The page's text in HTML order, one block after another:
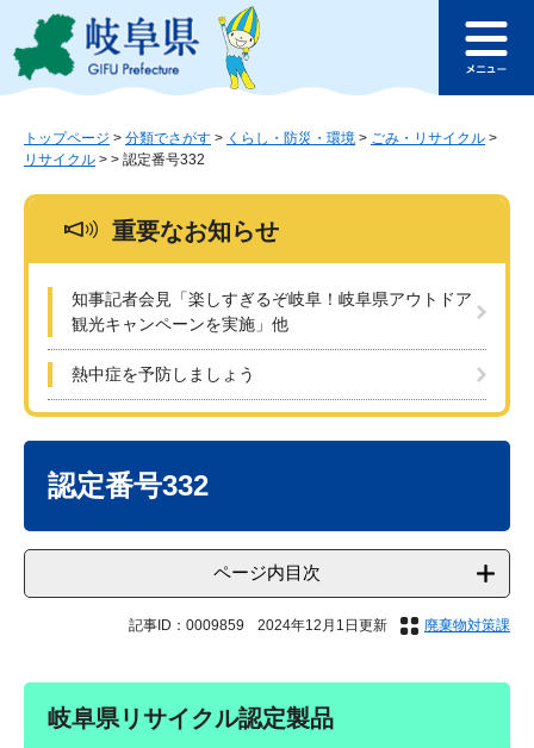
ジ
ュ
このページの本文へ
ュ
トップページ > 分類でさがす > くらし・防災・環境 > ごみ・リサイクル >
リサイクル > > 認定番号332
重要なお知らせ
知事記者会見「楽しすぎるぞ岐阜！岐阜県アウトドア
観光キャンペーンを実施」他
熱中症を予防しましょう
認定番号332
ページ内目次
記事ID：0009859 2024年12月1日更新 廃棄物対策課
岐阜県リサイクル認定製品